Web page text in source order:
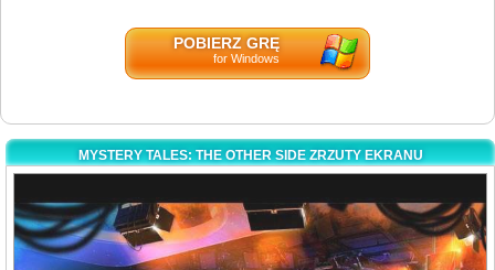
POBIERZ GRĘ
for Windows
MYSTERY TALES: THE OTHER SIDE ZRZUTY EKRANU